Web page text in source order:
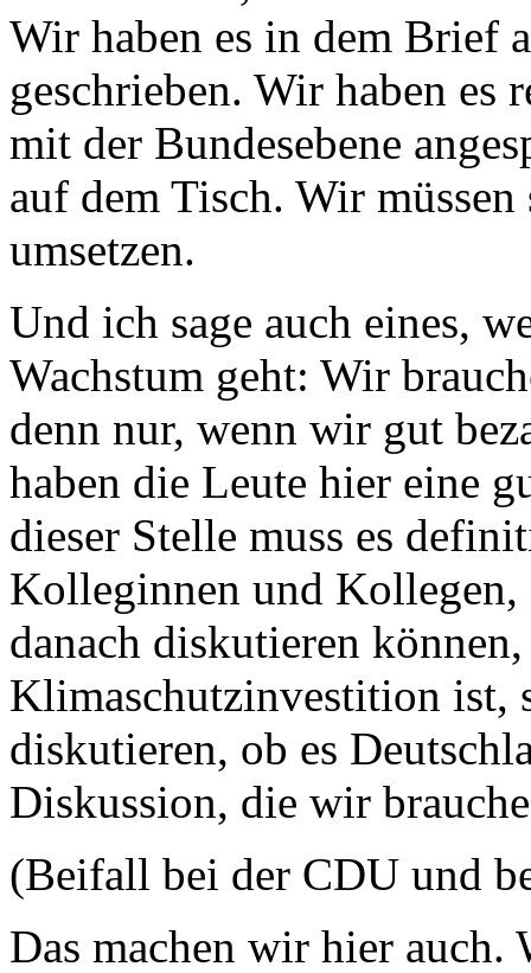
Wir haben es in dem Brief
geschrieben. Wir haben es
mit der Bundesebene
auf dem Tisch. Wir müssen
umsetzen.
Und ich sage auch eines,
Wachstum geht: Wir
denn nur, wenn wir gut
haben die Leute hier eine
dieser Stelle muss es
Kolleginnen und
danach diskutieren
Klimaschutzinvestition ist,
diskutieren, ob es
Diskussion, die wir
(Beifall bei der CDU und
Das machen wir hier auch.